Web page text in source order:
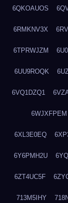
6QKOAUOS
6RMKNV3X
6TPRWJZM
6UU9ROQK
6VQ1DZQ1
6WJXFPEM
6XL3E0EQ
6Y6PMH2U
6ZT4UC5F
713M5IHY